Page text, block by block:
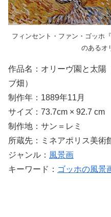
フィンセント・ファン・ゴッホ
のあるオ
作品名：オリーヴ園と太陽
ブ畑）
制作年：1889年11月
サイズ：73.7cm × 92.7 cm
制作地：サン＝レミ
所蔵先：ミネアポリス美術
ジャンル： 風景画
キーワード： ゴッホの風景